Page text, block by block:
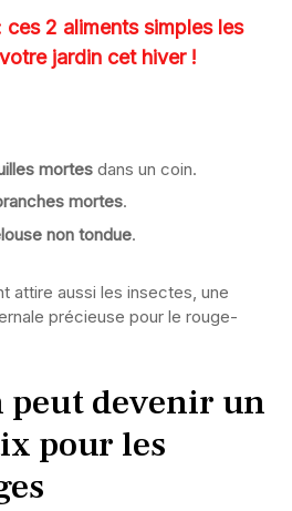
2 aliments simples les
jardin cet hiver !
mortes dans un coin.
mortes.
non tondue.
attire aussi les insectes, une
précieuse pour le rouge-
peut devenir un
pour les